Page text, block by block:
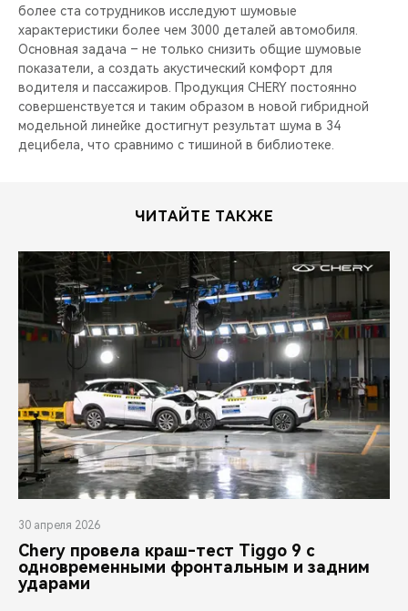
более ста сотрудников исследуют шумовые
характеристики более чем 3000 деталей автомобиля.
Основная задача – не только снизить общие шумовые
показатели, а создать акустический комфорт для
водителя и пассажиров. Продукция CHERY постоянно
совершенствуется и таким образом в новой гибридной
модельной линейке достигнут результат шума в 34
децибела, что сравнимо с тишиной в библиотеке.
ЧИТАЙТЕ ТАКЖЕ
30 апреля 2026
Chery провела краш-тест Tiggo 9 с
одновременными фронтальным и задним
ударами